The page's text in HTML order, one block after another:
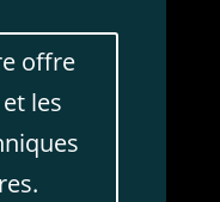
offre
les